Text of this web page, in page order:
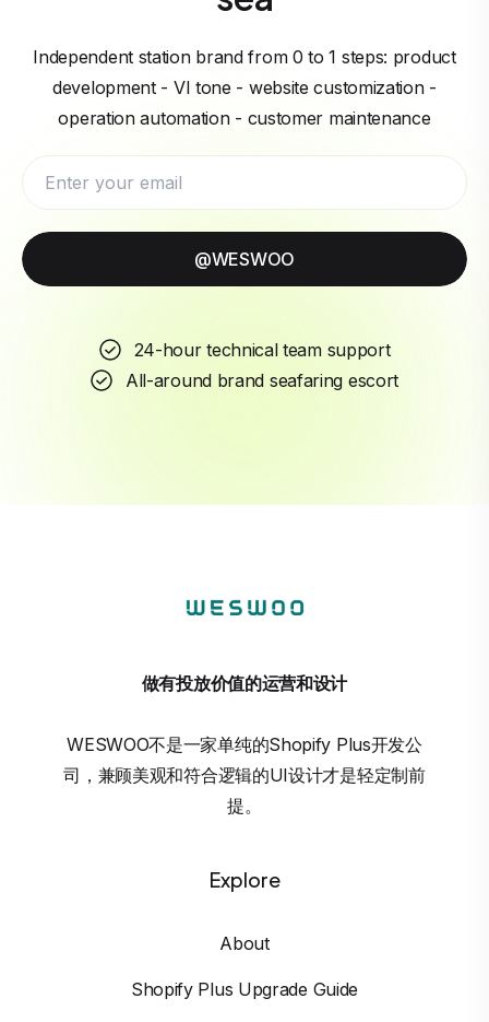
Independent station brand from 0 to 1 steps: product
development - VI tone - website customization -
operation automation - customer maintenance
@WESWOO
24-hour technical team support
All-around brand seafaring escort
做有投放价值的运营和设计
WESWOO不是一家单纯的Shopify Plus开发公
司，兼顾美观和符合逻辑的UI设计才是轻定制前
提。
Explore
About
Shopify Plus Upgrade Guide